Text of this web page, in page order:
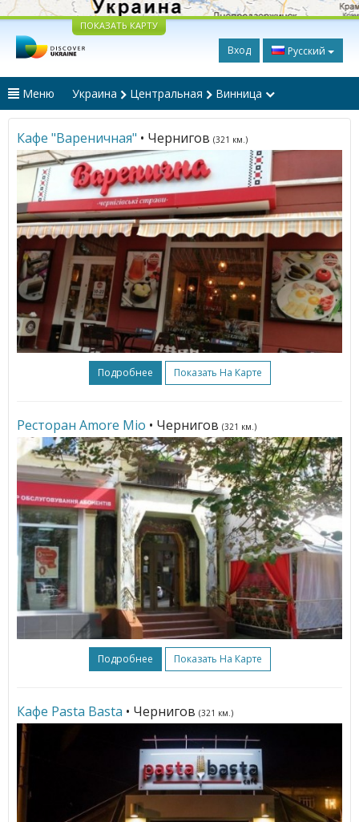
ПОКАЗАТЬ КАРТУ
Вход Русский
Меню Украина Центральная Винница
Кафе "Вареничная" • Чернигов (321 км.)
Подробнее Показать На Карте
Ресторан Amore Mio • Чернигов (321 км.)
Подробнее Показать На Карте
Кафе Pasta Basta • Чернигов (321 км.)